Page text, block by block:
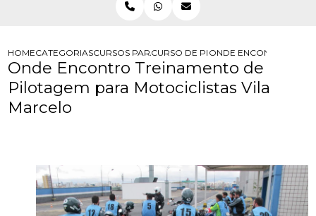
HOMECATEGORIASCURSOS PARA MOTOCICLISTAS
CURSO DE PILOTAGEM DEFENSIVA
ONDE ENCONTRO
Onde Encontro Treinamento de
Pilotagem para Motociclistas Vila
Marcelo